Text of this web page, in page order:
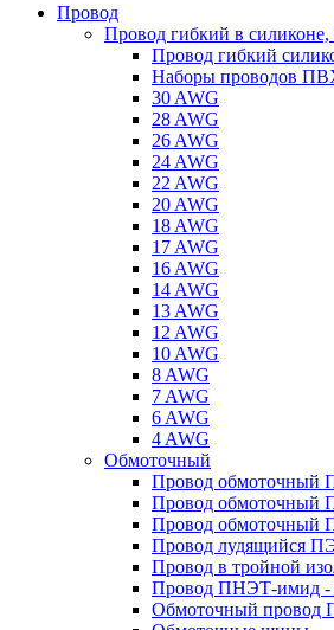
Провод
Провод гибкий в
Провод гибкий
Наборы проводов
30 AWG
28 AWG
26 AWG
24 AWG
22 AWG
20 AWG
18 AWG
17 AWG
16 AWG
14 AWG
13 AWG
12 AWG
10 AWG
8 AWG
7 AWG
6 AWG
4 AWG
Обмоточный
Провод обмоточный
Провод обмоточный
Провод обмоточный
Провод лудящийся
Провод в тройной
Провод ПНЭТ-имид -
Обмоточный